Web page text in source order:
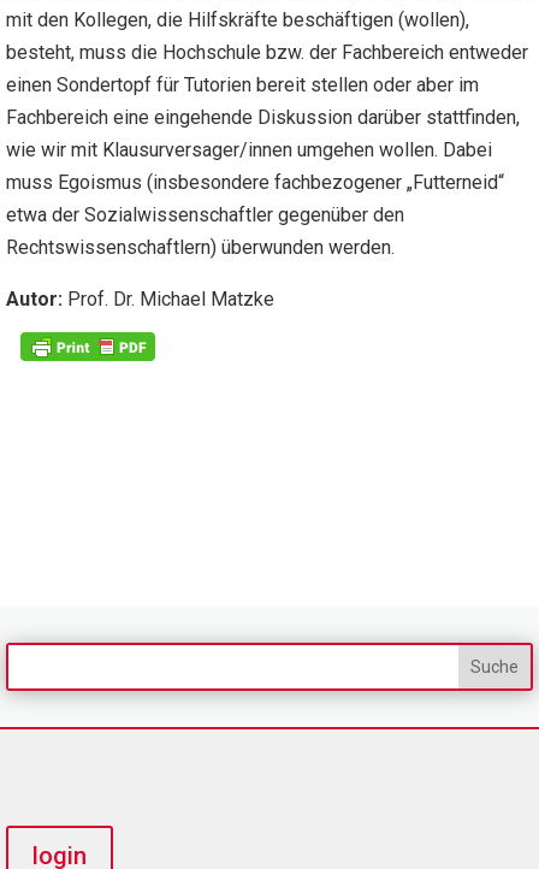
mit den Kollegen, die Hilfskräfte beschäftigen (wollen),
besteht, muss die Hochschule bzw. der Fachbereich entweder
einen Sondertopf für Tutorien bereit stellen oder aber im
Fachbereich eine eingehende Diskussion darüber stattfinden,
wie wir mit Klausurversager/innen umgehen wollen. Dabei
muss Egoismus (insbesondere fachbezogener „Futterneid“
etwa der Sozialwissenschaftler gegenüber den
Rechtswissenschaftlern) überwunden werden.
Autor: Prof. Dr. Michael Matzke
login